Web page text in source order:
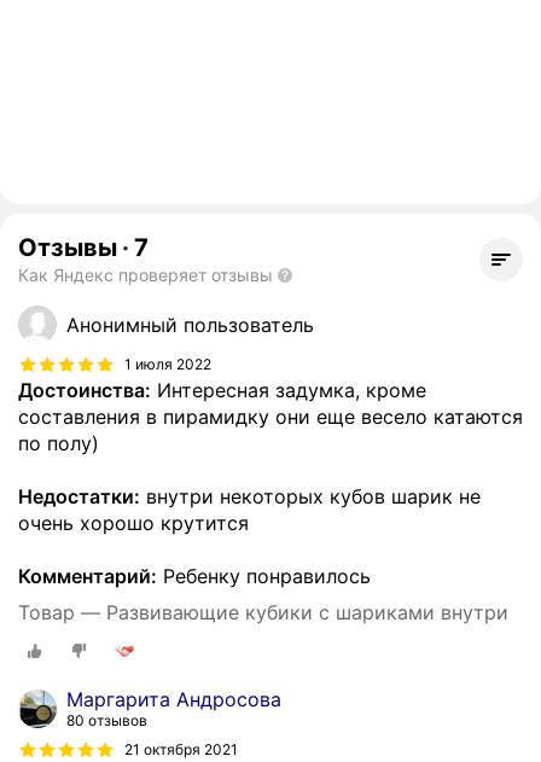
Отзывы · 7
Как Яндекс проверяет отзывы
Анонимный пользователь
1 июля 2022
Достоинства: Интересная задумка, кроме
составления в пирамидку они еще весело катаются
по полу)
Недостатки: внутри некоторых кубов шарик не
очень хорошо крутится
Комментарий: Ребенку понравилось
Товар — Развивающие кубики с шариками внутри
Маргарита Андросова
80 отзывов
21 октября 2021